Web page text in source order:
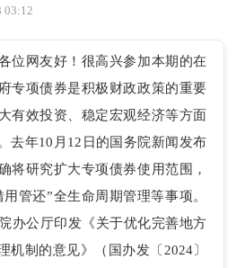
03:12
位网友好！很高兴参加本期的在
专项债券是积极财政政策的重要
有效投资、稳定宏观经济等方面
去年10月12日的国务院新闻发布
将研究扩大专项债券使用范围，
管还”全生命周期管理等事项。
办公厅印发《关于优化完善地方
机制的意见》（国办发〔2024〕